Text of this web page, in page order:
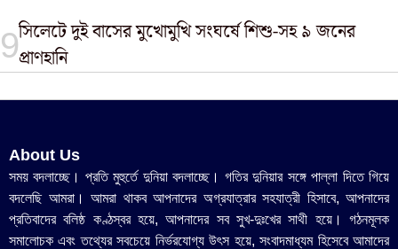
সিলেটে দুই বাসের মুখোমুখি সংঘর্ষে শিশু-সহ ৯ জনের
প্রাণহানি
About Us
সময় বদলাচ্ছে। প্রতি মুহুর্তে দুনিয়া বদলাচ্ছে। গতির দুনিয়ার সঙ্গে পাল্লা দিতে গিয়ে
বদলেছি আমরা। আমরা থাকব আপনাদের অগ্রযাত্রার সহযাত্রী হিসাবে, আপনাদের
প্রতিবাদের বলিষ্ঠ কণ্ঠস্বর হয়ে, আপনাদের সব সুখ-দুঃখের সাথী হয়ে। গঠনমূলক
সমালোচক এবং তথ্যের সবচেয়ে নির্ভরযোগ্য উ‍ৎস হয়ে, সংবাদমাধ্যম হিসেবে আমাদের